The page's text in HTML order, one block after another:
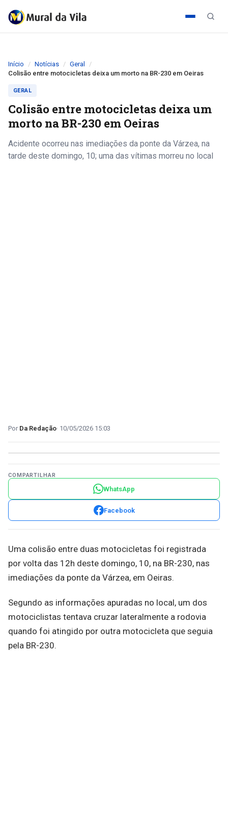
Início Notícias
Geral
Colisão entre motocicletas deixa um morto na BR-230 em Oeiras
GERAL
Colisão entre motocicletas deixa um
morto na BR-230 em Oeiras
Acidente ocorreu nas imediações da ponte da Várzea, na
tarde deste domingo, 10; uma das vítimas morreu no local
Da Redação 10/05/2026 15:03
COMPARTILHAR
WhatsApp
Facebook
Uma colisão entre duas motocicletas foi registrada
por volta das 12h deste domingo, 10, na BR-230, nas
imediações da ponte da Várzea, em Oeiras.
Segundo as informações apuradas no local, um dos
motociclistas tentava cruzar lateralmente a rodovia
quando foi atingido por outra motocicleta que seguia
pela BR-230.